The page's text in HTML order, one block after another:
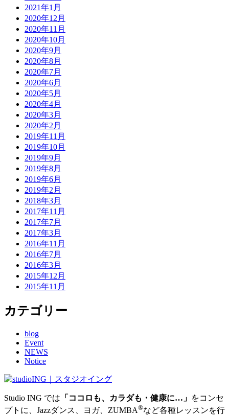
2021年1月
2020年12月
2020年11月
2020年10月
2020年9月
2020年8月
2020年7月
2020年6月
2020年5月
2020年4月
2020年3月
2020年2月
2019年11月
2019年10月
2019年9月
2019年8月
2019年6月
2019年2月
2018年3月
2017年11月
2017年7月
2017年3月
2016年11月
2016年7月
2016年3月
2015年12月
2015年11月
カテゴリー
blog
Event
NEWS
Notice
Studio ING では 「ココロも、カラダも・健康に…」 をコンセ
プトに、Jazzダンス、ヨガ、ZUMBA®など各種レッスンを行